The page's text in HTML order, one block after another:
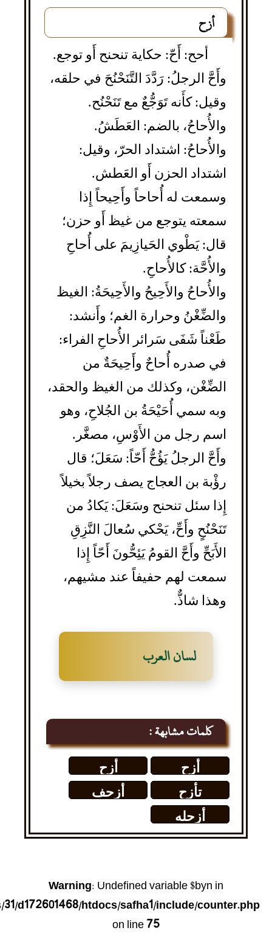
أزح
أحح: أَحّ: حكاية تنحنح أَو توجع.
وأَحَّ الرجلُ: رَدَّدَ التَّنَحْنُحَ في حلقه،
وقيل: كأَنه تَوَجُّعٌ مع تَنَحْنُح.
والأُحاحُ، بالضم: العَطَشُ.
والأُحاحُ: اشتداد الحرّ، وقيل:
اشتداد الحزن أَو العَطش.
وسمعت له أُحاحاً وأَحِيحاً إِذا
سمعته يتوجع من غيظ أَو حزن؛
قال: يَطْوي الحَيازِيمَ على أُحاحِ
والأُحَّة: كالأُحاحِ.
والأُحاحُ والأَحِيحُ والأَحِيحَةُ: الغيظ
والضِّغْنُ وحرارة الغم؛ وأَنشد:
طَعْناً شَفَى سَرائر الأُحاحِ الفراء:
في صدره أُحاحٌ وأَحِيحَةٌ من
الضِّغْن، وكذلك من الغيظ والحقد،
وبه سمي أُحَيْحَةُ بن الجُلاحِ، وهو
اسم رجل من الأَوْسِ، مصغَّر.
وأَحَّ الرجلُ يَؤُحُّ أَحّاً: سَعَلَ؛ قال
رؤْبة بن العجاج يصف رجلاً بخيلاً
إِذا سئل تنحنح وسَعَلَ: يَكادُ من
تَنَحْنُحٍ وأَحِّ، يَحْكي سُعالَ النَّزِقِ
الأَبَحِّ وأَحَّ القومُ يَئِحُّونَ أَحّاً إِذا
سمعت لهم حفيفاً عند مشيهم،
وهذا شاذٌّ.
لسان العرب
كلمات مشابهة :
أزح
أزح
تأزح
أزحف
أزحله
Warning: Undefined variable $byn in
d172601468/htdocs/safha1/include/counter.php
on line75